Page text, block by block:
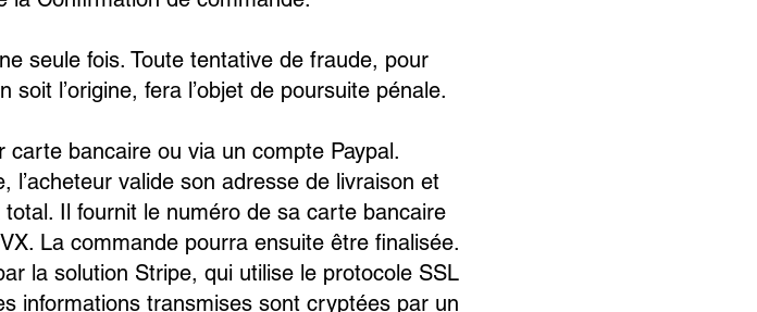
seule fois. Toute tentative de fraude, pour
l’origine, fera l’objet de poursuite pénale.
bancaire ou via un compte Paypal.
valide son adresse de livraison et
Il fournit le numéro de sa carte bancaire
La commande pourra ensuite être finalisée.
la solution Stripe, qui utilise le protocole SSL
informations transmises sont cryptées par un